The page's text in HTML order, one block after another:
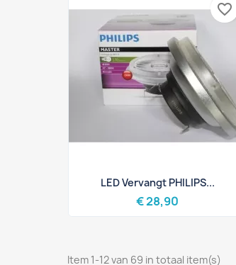
Snel bekijken
LED Vervangt PHILIPS...
€ 28,90
favorite_border
Item 1-12 van 69 in totaal item(s)